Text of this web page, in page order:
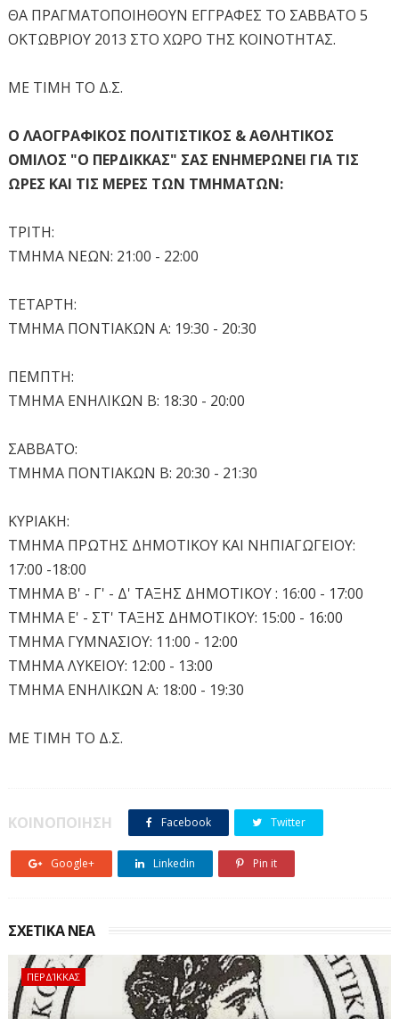
ΘΑ ΠΡΑΓΜΑΤΟΠΟΙΗΘΟΥΝ ΕΓΓΡΑΦΕΣ ΤΟ ΣΑΒΒΑΤΟ 5
ΟΚΤΩΒΡΙΟΥ 2013 ΣΤΟ ΧΩΡΟ ΤΗΣ ΚΟΙΝΟΤΗΤΑΣ.
ΜΕ ΤΙΜΗ ΤΟ Δ.Σ.
Ο ΛΑΟΓΡΑΦΙΚΟΣ ΠΟΛΙΤΙΣΤΙΚΟΣ & ΑΘΛΗΤΙΚΟΣ
ΟΜΙΛΟΣ "Ο ΠΕΡΔΙΚΚΑΣ" ΣΑΣ ΕΝΗΜΕΡΩΝΕΙ ΓΙΑ ΤΙΣ
ΩΡΕΣ ΚΑΙ ΤΙΣ ΜΕΡΕΣ ΤΩΝ ΤΜΗΜΑΤΩΝ:
ΤΡΙΤΗ:
ΤΜΗΜΑ ΝΕΩΝ: 21:00 - 22:00
ΤΕΤΑΡΤΗ:
ΤΜΗΜΑ ΠΟΝΤΙΑΚΩΝ Α: 19:30 - 20:30
ΠΕΜΠΤΗ:
ΤΜΗΜΑ ΕΝΗΛΙΚΩΝ Β: 18:30 - 20:00
ΣΑΒΒΑΤΟ:
ΤΜΗΜΑ ΠΟΝΤΙΑΚΩΝ Β: 20:30 - 21:30
ΚΥΡΙΑΚΗ:
ΤΜΗΜΑ ΠΡΩΤΗΣ ΔΗΜΟΤΙΚΟΥ ΚΑΙ ΝΗΠΙΑΓΩΓΕΙΟΥ:
17:00 -18:00
ΤΜΗΜΑ Β' - Γ' - Δ' ΤΑΞΗΣ ΔΗΜΟΤΙΚΟΥ : 16:00 - 17:00
ΤΜΗΜΑ Ε' - ΣΤ' ΤΑΞΗΣ ΔΗΜΟΤΙΚΟΥ: 15:00 - 16:00
ΤΜΗΜΑ ΓΥΜΝΑΣΙΟΥ: 11:00 - 12:00
ΤΜΗΜΑ ΛΥΚΕΙΟΥ: 12:00 - 13:00
ΤΜΗΜΑ ΕΝΗΛΙΚΩΝ Α: 18:00 - 19:30
ΜΕ ΤΙΜΗ ΤΟ Δ.Σ.
ΚΟΙΝΟΠΟΙΗΣΗ Facebook Twitter
Google+ Linkedin Pin it
ΣΧΕΤΙΚΑ ΝΕΑ
ΠΕΡΔΊΚΚΑΣ